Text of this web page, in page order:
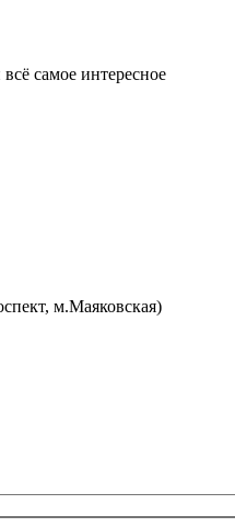
самое интересное
м.Маяковская)